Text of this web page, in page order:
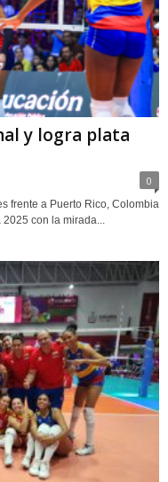
y logra plata
0
frente a Puerto Rico, Colombia
con la mirada...